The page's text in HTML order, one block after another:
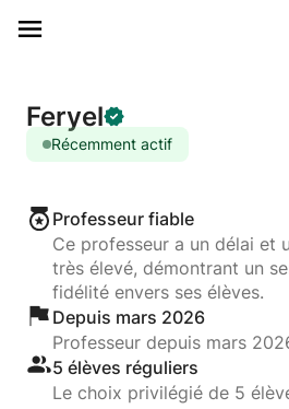
Feryel
Récemment actif
Professeur fiable
Ce professeur a un délai et
très élevé, démontrant un
fidélité envers ses élèves.
Depuis mars 2026
Professeur depuis mars
5 élèves réguliers
Le choix privilégié de 5